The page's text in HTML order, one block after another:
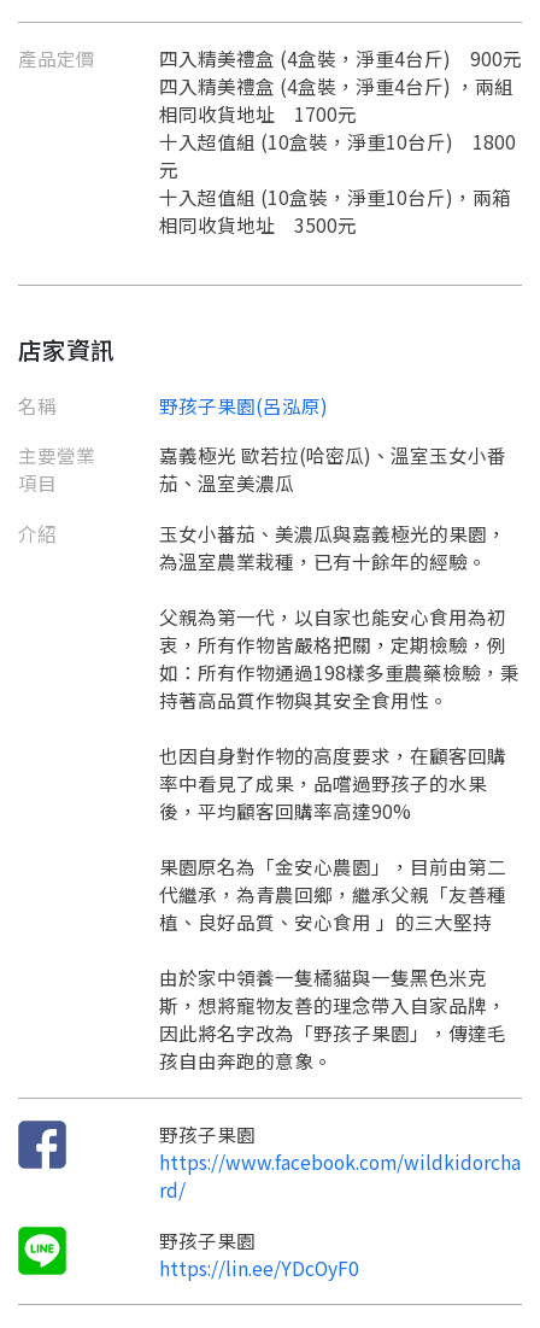
產品定價
四入精美禮盒 (4盒裝，淨重4台斤) 900元
四入精美禮盒 (4盒裝，淨重4台斤) ，兩組
相同收貨地址 1700元
十入超值組 (10盒裝，淨重10台斤) 1800
元
十入超值組 (10盒裝，淨重10台斤)，兩箱
相同收貨地址 3500元
店家資訊
名稱
野孩子果園(呂泓原)
主要營業
項目
嘉義極光 歐若拉(哈密瓜)、溫室玉女小番
茄、溫室美濃瓜
介紹
玉女小蕃茄、美濃瓜與嘉義極光的果園，
為溫室農業栽種，已有十餘年的經驗。
父親為第一代，以自家也能安心食用為初
衷，所有作物皆嚴格把關，定期檢驗，例
如：所有作物通過198樣多重農藥檢驗，秉
持著高品質作物與其安全食用性。
也因自身對作物的高度要求，在顧客回購
率中看見了成果，品嚐過野孩子的水果
後，平均顧客回購率高達90%
果園原名為「金安心農園」，目前由第二
代繼承，為青農回鄉，繼承父親「友善種
植、良好品質、安心食用 」的三大堅持
由於家中領養一隻橘貓與一隻黑色米克
斯，想將寵物友善的理念帶入自家品牌，
因此將名字改為「野孩子果園」，傳達毛
孩自由奔跑的意象。
野孩子果園
https://www.facebook.com/wildkidorcha
rd/
野孩子果園
https://lin.ee/YDcOyF0
要註冊嗎？
只要驗證手機號碼就能完成註冊。
您要繼續嗎？
返回 繼續註冊
請加入LINE好友
請掃描或點擊 QR code
才能繼續註冊喔。
點擊加入 LINE 好友
註冊完成
註冊完成了！
填寫申請資料
返回首頁
訊息
確認
要申請新產品嗎？
您的申請資料正在等候審查中，
查看申請進度 申請新產品
返回首頁
要看申請秘笈嗎？
想知道怎麼做更容易通過審核嗎？
看看申請教學吧！
如果你已經準備好了，
點擊「直接申請」按鈕開始填寫申請表。
直接申請 看密笈